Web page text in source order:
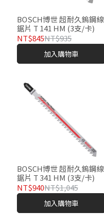
BOSCH博世 超耐久鎢鋼線
鋸片 T 141 HM (3支/卡)
NT$845NT$935
加入購物車
BOSCH博世 超耐久鎢鋼線
鋸片 T 341 HM (3支/卡)
NT$940NT$1,045
加入購物車